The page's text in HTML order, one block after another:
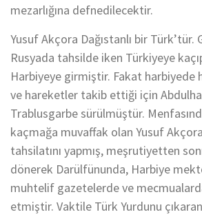
mezarlığına defnedilecektir.
Yusuf Akçora Dağıstanlı bir Türk’tür.
Rusyada tahsilde iken Türkiyeye
Harbiyeye girmiştir. Fakat
ve hareketler takib ettiği için
Trablusgarbe sürülmüştür.
kaçmağa muvaffak olan Yusuf
tahsilatını yapmış, meşrutiyetten
dönerek Darülfünunda, Harbiye
muhtelif gazetelerde ve
etmiştir. Vaktile Türk Yurdunu